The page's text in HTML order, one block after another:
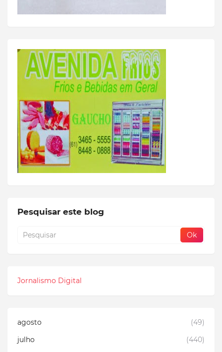
Pesquisar este blog
Jornalismo Digital
agosto
(49)
julho
(440)